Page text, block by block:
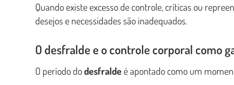
Quando existe excesso de controle, críticas ou
desejos e necessidades são inadequados.
O desfralde e o controle corporal como
O período dodesfralde é apontado como um